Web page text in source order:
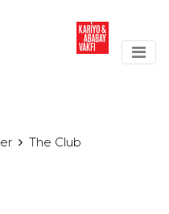
The Club